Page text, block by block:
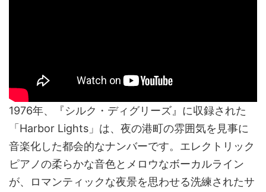
1976年、『シルク・ディグリーズ』に収録された
「Harbor Lights」は、夜の港町の雰囲気を見事に
音楽化した都会的なナンバーです。エレクトリック
ピアノの柔らかな音色とメロウなボーカルライン
が、ロマンティックな夜景を思わせる洗練されたサ